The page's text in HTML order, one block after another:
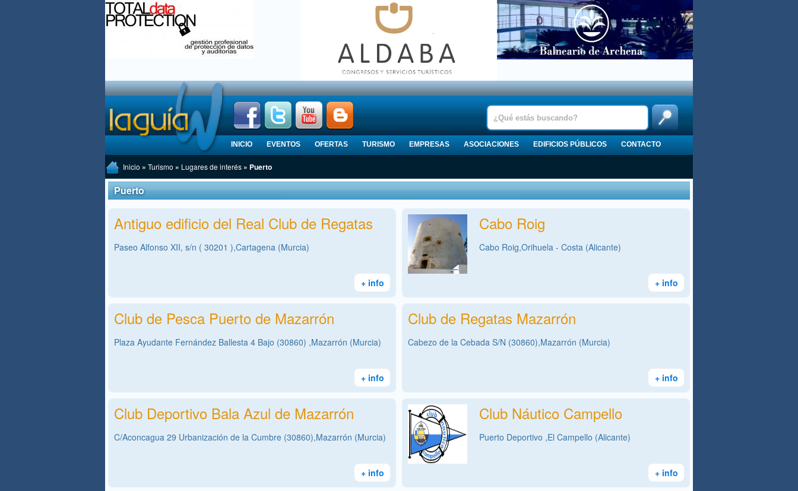
INICIO EVENTOS OFERTAS TURISMO EMPRESAS ASOCIACIONES EDIFICIOS PÚBLICOS CONTACTO
Inicio » Turismo » Lugares de interés » Puerto
Puerto
Antiguo edificio del Real Club de Regatas
Paseo Alfonso XII, s/n ( 30201 ),Cartagena (Murcia)
+ info
Cabo Roig
Cabo Roig,Orihuela - Costa (Alicante)
+ info
Club de Pesca Puerto de Mazarrón
Plaza Ayudante Fernández Ballesta 4 Bajo (30860) ,Mazarrón (Murcia)
+ info
Club de Regatas Mazarrón
Cabezo de la Cebada S/N (30860),Mazarrón (Murcia)
+ info
Club Deportivo Bala Azul de Mazarrón
C/Aconcagua 29 Urbanización de la Cumbre (30860),Mazarrón (Murcia)
+ info
Club Náutico Campello
Puerto Deportivo ,El Campello (Alicante)
+ info